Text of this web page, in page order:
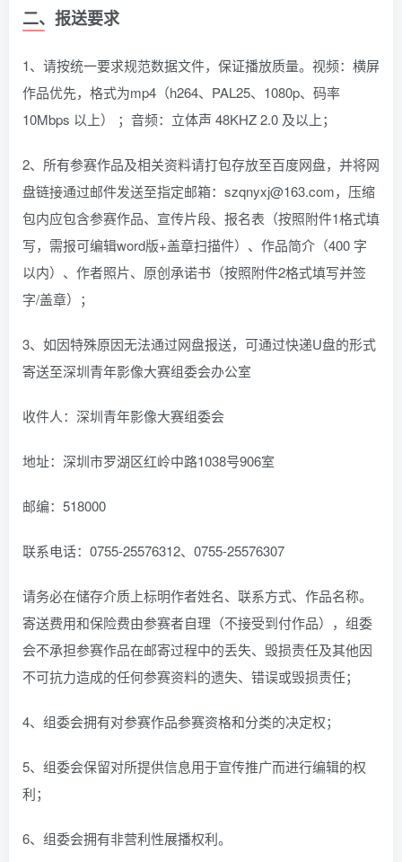
二、报送要求
1、请按统一要求规范数据文件，保证播放质量。视频：横屏
作品优先，格式为mp4（h264、PAL25、1080p、码率
10Mbps 以上） ；音频：立体声 48KHZ 2.0 及以上；
2、所有参赛作品及相关资料请打包存放至百度网盘，并将网
盘链接通过邮件发送至指定邮箱：szqnyxj@163.com，压缩
包内应包含参赛作品、宣传片段、报名表（按照附件1格式填
写，需报可编辑word版+盖章扫描件）、作品简介（400 字
以内）、作者照片、原创承诺书（按照附件2格式填写并签
字/盖章）；
3、如因特殊原因无法通过网盘报送，可通过快递U盘的形式
寄送至深圳青年影像大赛组委会办公室
收件人：深圳青年影像大赛组委会
地址：深圳市罗湖区红岭中路1038号906室
邮编：518000
联系电话：0755-25576312、0755-25576307
请务必在储存介质上标明作者姓名、联系方式、作品名称。
寄送费用和保险费由参赛者自理（不接受到付作品），组委
会不承担参赛作品在邮寄过程中的丢失、毁损责任及其他因
不可抗力造成的任何参赛资料的遗失、错误或毁损责任；
4、组委会拥有对参赛作品参赛资格和分类的决定权；
5、组委会保留对所提供信息用于宣传推广而进行编辑的权
利；
6、组委会拥有非营利性展播权利。